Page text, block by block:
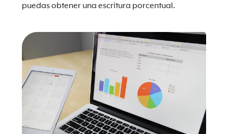
puedas obtener una escritura porcentual.